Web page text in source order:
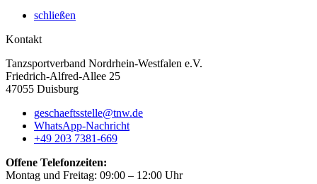
schließen
Kontakt
Tanzsportverband Nordrhein-Westfalen e.V.
Friedrich-Alfred-Allee 25
47055 Duisburg
geschaeftsstelle@tnw.de
WhatsApp-Nachricht
+49 203 7381-669
Offene Telefonzeiten:
Montag und Freitag: 09:00 – 12:00 Uhr